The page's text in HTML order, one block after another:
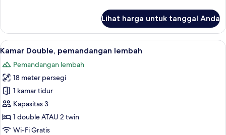
Kamar
Double
Standar
Lihat harga untuk tanggal Anda
Lihat
semua
foto
untuk
Kamar
Double,
pemandangan
lembah
Kamar Double, pemandangan
5
Kamar Double, pemandangan lembah
Pemandangan lembah
18 meter persegi
1 kamar tidur
Kapasitas 3
1 double ATAU 2 twin
Wi-Fi Gratis